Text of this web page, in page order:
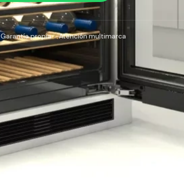
Garantía propia Atención multimarca